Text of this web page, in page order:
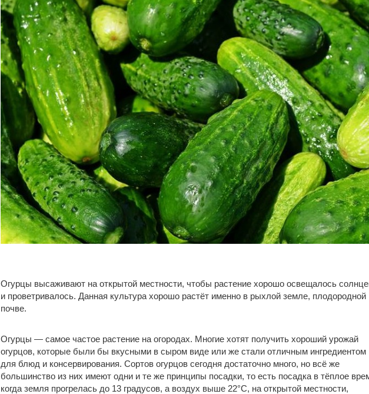
Огурцы высаживают на открытой местности, чтобы растение хорошо освещалось
и проветривалось. Данная культура хорошо растёт именно в рыхлой земле, плодородной
почве.
Огурцы — самое частое растение на огородах. Многие хотят получить хороший урожай
огурцов, которые были бы вкусными в сыром виде или же стали отличным ингредиентом
для блюд и консервирования. Сортов огурцов сегодня достаточно много, но всё же
большинство из них имеют одни и те же принципы посадки, то есть посадка в тёплое
когда земля прогрелась до 13 градусов, а воздух выше 22°C, на открытой местности,